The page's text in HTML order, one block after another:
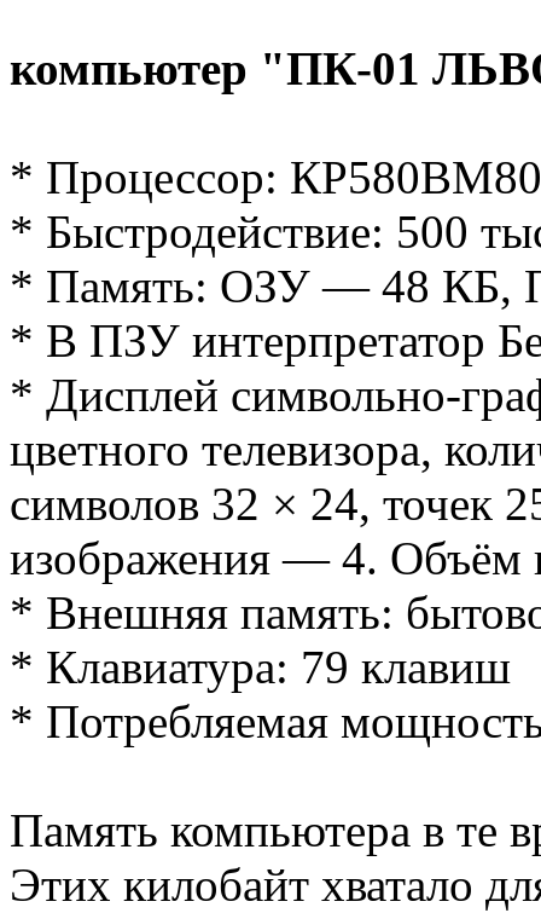
компьютер "ПК-01
* Процессор:
* Быстродействие: 500
* Память: ОЗУ — 48 КБ,
* В ПЗУ интерпретатор
* Дисплей символьно-
цветного телевизора,
символов 32 × 24, точек
изображения — 4.
* Внешняя память:
* Клавиатура: 79 клавиш
* Потребляемая
Память компьютера в те
Этих килобайт хватало